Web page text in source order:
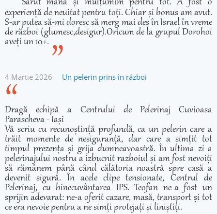
Sărut mâna și mulțumim pentru tot. A fost o
experiență de neuitat pentru toți. Chiar și bonus am avut.
S-ar putea să-mi doresc să merg mai des în Israel în vreme
de război (glumesc,desigur).Oricum de la grupul Dorohoi
aveți un 10+.
4 Martie 2026 Un pelerin prins în război
Dragă echipă a Centrului de Pelerinaj Cuvioasa
Parascheva - Iași
Vă scriu cu recunoștință profundă, ca un pelerin care a
trăit momente de nesiguranță, dar care a simțit tot
timpul prezența și grija dumneavoastră. În ultima zi a
pelerinajului nostru a izbucnit razboiul și am fost nevoiți
să rămânem până când călătoria noastră spre casă a
devenit sigură. În acele clipe tensionate, Centrul de
Pelerinaj, cu binecuvântarea IPS. Teofan ne-a fost un
sprijin adevarat: ne-a oferit cazare, masă, transport și tot
ce era nevoie pentru a ne simți protejați și liniștiți.